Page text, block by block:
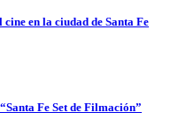
en la ciudad de Santa Fe
Fe Set de Filmación”